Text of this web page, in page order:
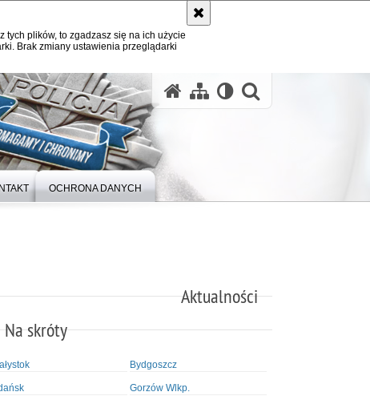
tych plików, to zgadzasz się na ich użycie
Brak zmiany ustawienia przeglądarki
OCHRONA DANYCH
Aktualności
Na skróty
Bydgoszcz
Gorzów Wlkp.